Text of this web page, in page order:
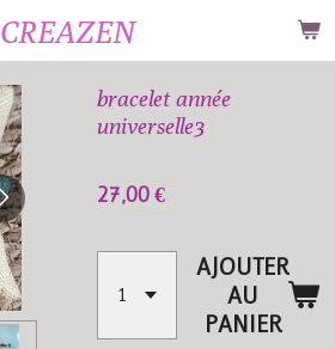
CREAZEN
bracelet année
universelle3
27,00 €
AJOUTER
AU
PANIER